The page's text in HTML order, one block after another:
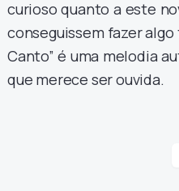
curioso quanto a este
conseguissem fazer algo
Canto” é uma melodia
que merece ser ouvida.